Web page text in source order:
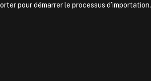
pour démarrer le processus d’importation.